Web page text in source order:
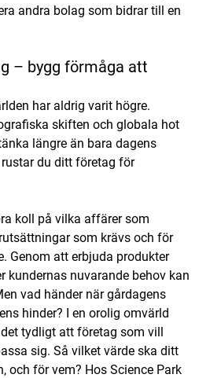
andra bolag som bidrar till en
– bygg förmåga att
har aldrig varit högre.
skiften och globala hot
längre än bara dagens
du ditt företag för
koll på vilka affärer som
som krävs och för
Genom att erbjuda produkter
kundernas nuvarande behov kan
vad händer när gårdagens
hinder? I en orolig omvärld
tydligt att företag som vill
sig. Så vilket värde ska ditt
och för vem? Hos Science Park